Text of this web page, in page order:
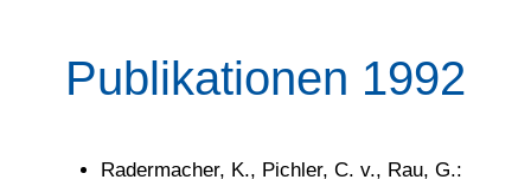
Publikationen 1992
Radermacher, K., Pichler, C. v., Rau, G.: